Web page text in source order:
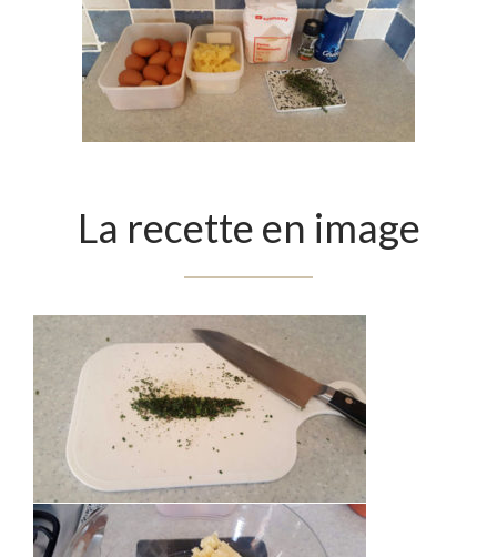
La recette en image